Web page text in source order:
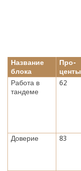
Название
блока
Про-
центы
Работа в
тандеме
62
Доверие
83